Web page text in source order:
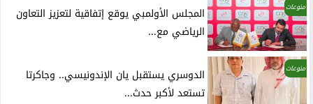
منوعات
المجلس الأولمبي يوقع إتفاقية لتعزيز التعاون
الرياضي مع...
منوعات
الدوسري يستقبل يان الإندونيسي.. وجاكرتا
تستعد لأكبر حدث...